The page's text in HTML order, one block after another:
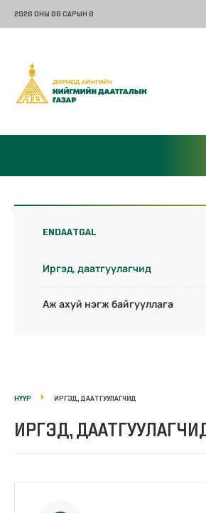
2026 ОНЫ 08 САРЫН 8
ENDAATGAL
Иргэд, даатгуулагчид
Аж ахуй нэгж байгууллага
НҮҮР ИРГЭД, ДААТГУУЛАГЧИД
ИРГЭД,